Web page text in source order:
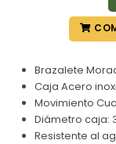
Brazalete
Caja Acero
Movimiento
Diámetro caja:
Resistente al